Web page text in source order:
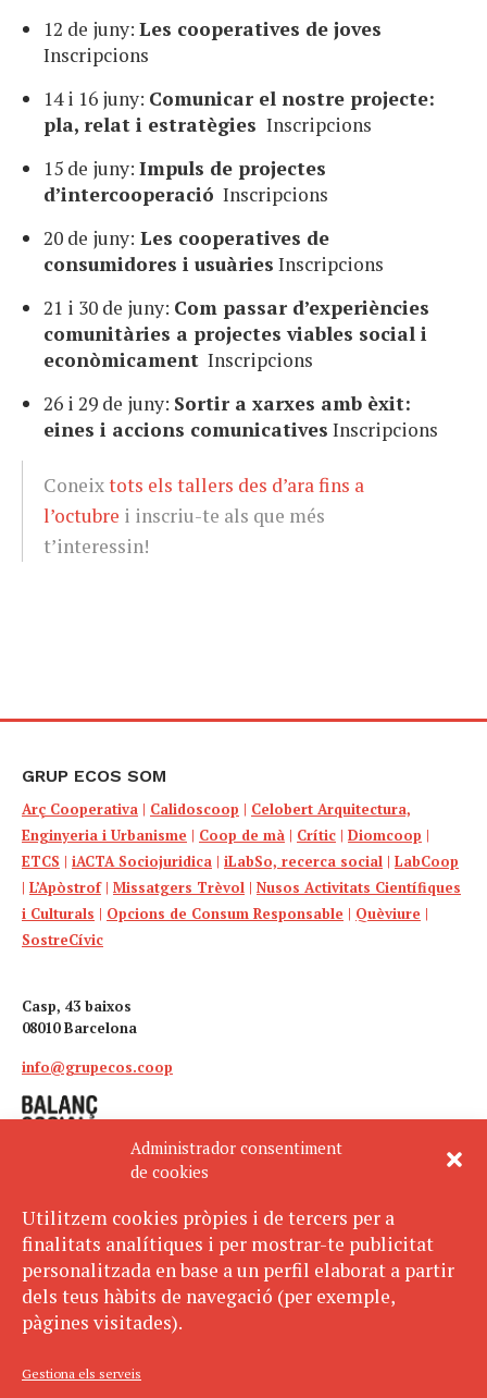
Administrador consentiment
de cookies
Utilitzem cookies pròpies i de tercers per a
finalitats analítiques i per mostrar-te publicitat
personalitzada en base a un perfil elaborat a partir
dels teus hàbits de navegació (per exemple,
pàgines visitades).
Gestiona els serveis
12 de juny: Les cooperatives de joves
Inscripcions
14 i 16 juny: Comunicar el nostre projecte:
pla, relat i estratègies Inscripcions
15 de juny: Impuls de projectes
d’intercooperació Inscripcions
20 de juny: Les cooperatives de
consumidores i usuàries Inscripcions
21 i 30 de juny: Com passar d’experiències
comunitàries a projectes viables social i
econòmicament Inscripcions
26 i 29 de juny: Sortir a xarxes amb èxit:
eines i accions comunicatives Inscripcions
Coneixtots els tallers des d’ara fins a
l’octubre i inscriu-te als que més
t’interessin!
GRUP ECOS SOM
Arç Cooperativa | Calidoscoop | Celobert Arquitectura,
Enginyeria i Urbanisme | Coop de mà | Crític | Diomcoop |
ETCS | iACTA Sociojuridica | iLabSo, recerca social | LabCoop
| L’Apòstrof| Missatgers Trèvol | Nusos Activitats Científiques
i Culturals | Opcions de Consum Responsable | Quèviure |
SostreCívic
Casp, 43 baixos
08010 Barcelona
info@grupecos.coop
Avís legal
Política de privacitat
Política de cookies
SUBSCRIU-TE
AL BUTLLETÍ